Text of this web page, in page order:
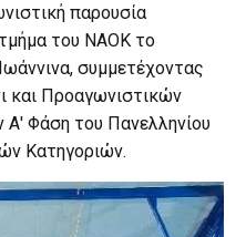
παρουσία
του ΝΑΟΚ το
συμμετέχοντας
και Προαγωνιστικών
Α' Φάση του Πανελληνίου
Κατηγοριών.